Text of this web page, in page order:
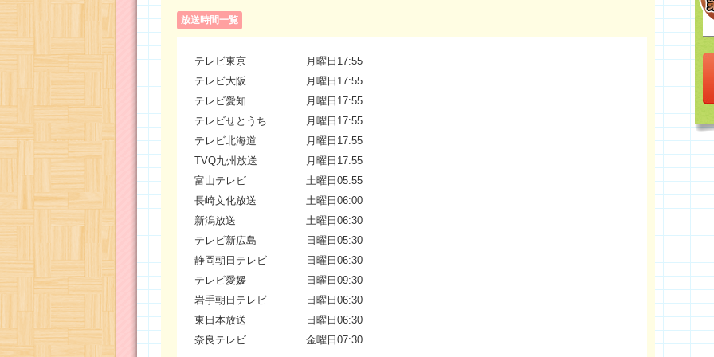
放送時間一覧
テレビ東京
月曜日17:55
テレビ大阪
月曜日17:55
テレビ愛知
月曜日17:55
テレビせとうち
月曜日17:55
テレビ北海道
月曜日17:55
TVQ九州放送
月曜日17:55
富山テレビ
土曜日05:55
長崎文化放送
土曜日06:00
新潟放送
土曜日06:30
テレビ新広島
日曜日05:30
静岡朝日テレビ
日曜日06:30
テレビ愛媛
日曜日09:30
岩手朝日テレビ
日曜日06:30
東日本放送
日曜日06:30
奈良テレビ
金曜日07:30